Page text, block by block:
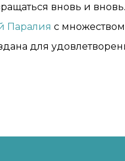
вновь и
Паралия с множеством
для